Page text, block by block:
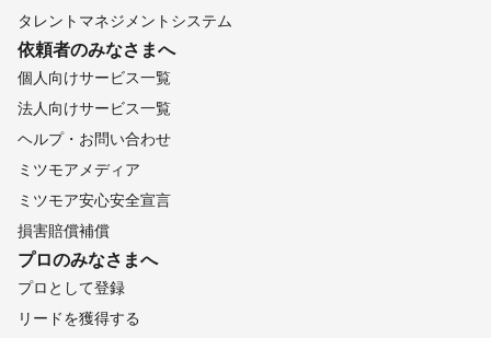
タレントマネジメントシステム
依頼者のみなさまへ
個人向けサービス一覧
法人向けサービス一覧
ヘルプ・お問い合わせ
ミツモアメディア
ミツモア安心安全宣言
損害賠償補償
プロのみなさまへ
プロとして登録
リードを獲得する